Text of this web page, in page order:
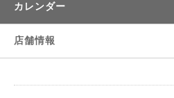
カレンダー
店舗情報